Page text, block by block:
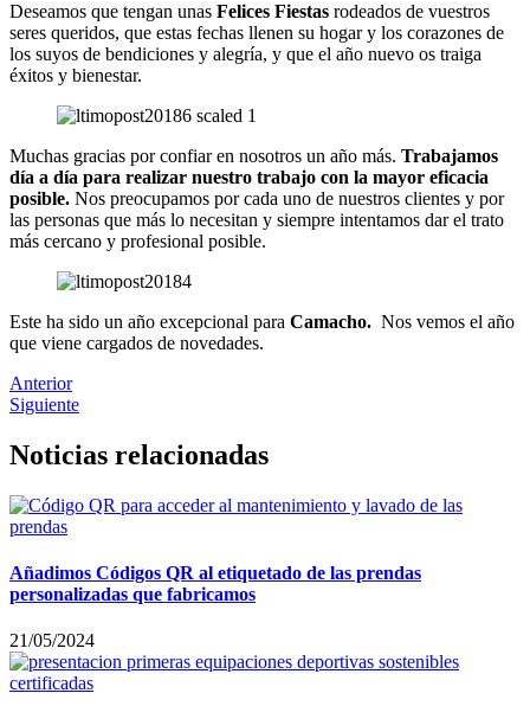
Deseamos que tengan unas Felices Fiestas rodeados de vuestros
seres queridos, que estas fechas llenen su hogar y los corazones de
los suyos de bendiciones y alegría, y que el año nuevo os traiga
éxitos y bienestar.
Muchas gracias por confiar en nosotros un año más. Trabajamos
día a día para realizar nuestro trabajo con la mayor eficacia
posible. Nos preocupamos por cada uno de nuestros clientes y por
las personas que más lo necesitan y siempre intentamos dar el trato
más cercano y profesional posible.
Este ha sido un año excepcional para Camacho. Nos vemos el año
que viene cargados de novedades.
Anterior
Siguiente
Noticias relacionadas
Añadimos Códigos QR al etiquetado de las prendas
personalizadas que fabricamos
21/05/2024